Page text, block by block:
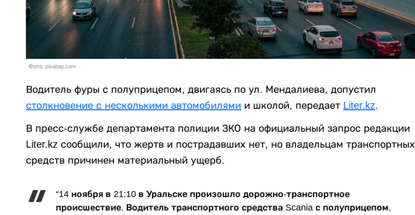
Фото: pixabay.com
Водитель фуры с полуприцепом, двигаясь по ул. Мендалиева, допустил
столкновение с несколькими автомобилями и школой, передает Liter.kz.
В пресс-службе департамента полиции ЗКО на официальный запрос редакции
Liter.kz сообщили, что жертв и пострадавших нет, но владельцам транспортных
средств причинен материальный ущерб.
“14 ноября в 21:10 в Уральске произошло дорожно-транспортное
происшествие. Водитель транспортного средства Scania с полуприцепом,